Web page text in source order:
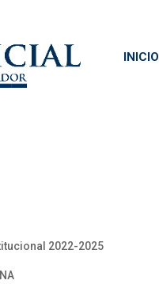
INICIO
2022-2025